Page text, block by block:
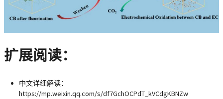
扩展阅读：
中文详细解读：
https://mp.weixin.qq.com/s/df7GchOCPdT_kVCdgKBNZw